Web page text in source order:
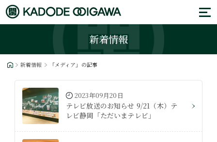
新着情報
新着情報 「メディア」の記事
2023年09月20日
テレビ放送のお知らせ 9/21（木）テ
レビ静岡「ただいまテレビ」